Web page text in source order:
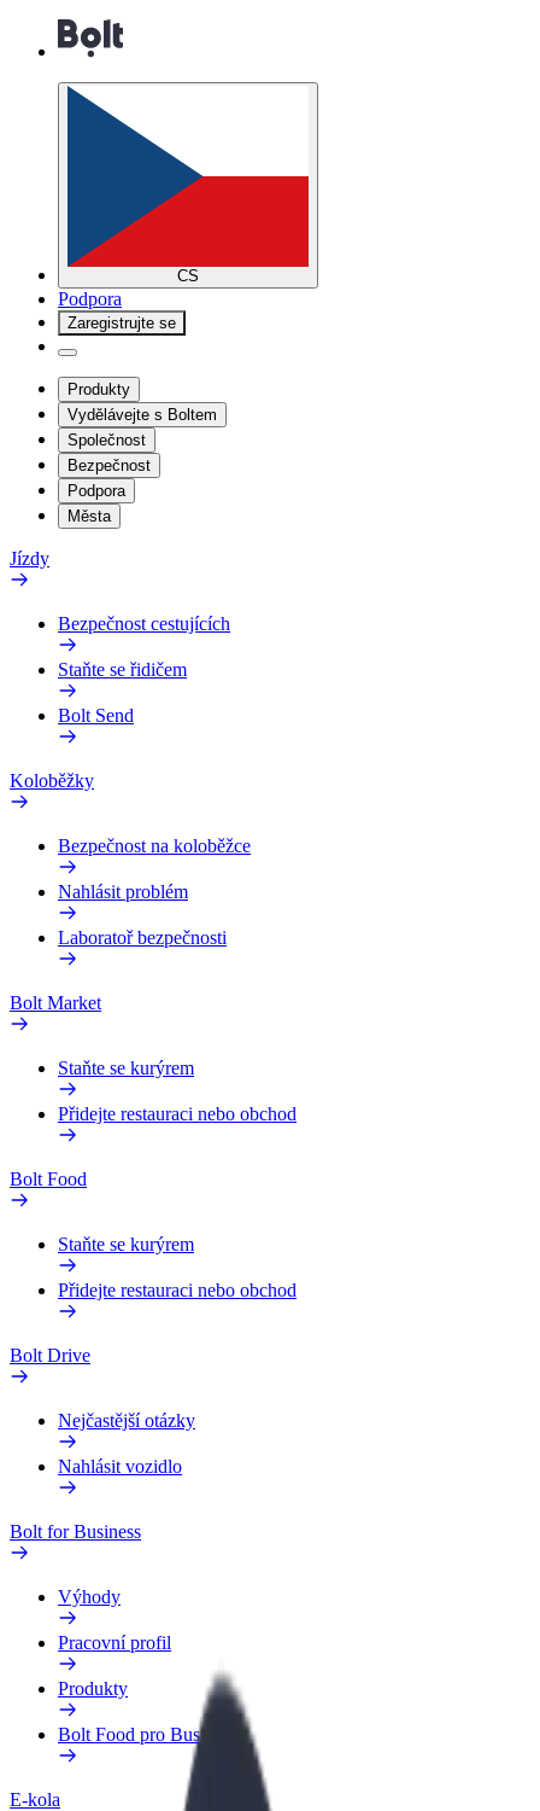
CS
Podpora
Zaregistrujte se
Produkty
Vydělávejte s Boltem
Společnost
Bezpečnost
Podpora
Města
Jízdy
Bezpečnost cestujících
Staňte se řidičem
Bolt Send
Koloběžky
Bezpečnost na koloběžce
Nahlásit problém
Laboratoř bezpečnosti
Bolt Market
Staňte se kurýrem
Přidejte restauraci nebo obchod
Bolt Food
Staňte se kurýrem
Přidejte restauraci nebo obchod
Bolt Drive
Nejčastější otázky
Nahlásit vozidlo
Bolt for Business
Výhody
Pracovní profil
Produkty
Bolt Food pro Business
E-kola